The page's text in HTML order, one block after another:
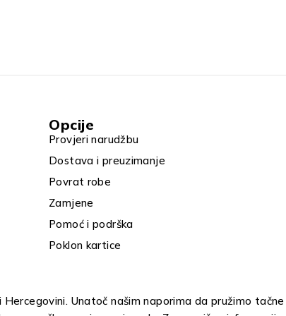
Opcije
Provjeri narudžbu
Dostava i preuzimanje
Povrat robe
Zamjene
Pomoć i podrška
Poklon kartice
Unatoč našim naporima da pružimo tačne